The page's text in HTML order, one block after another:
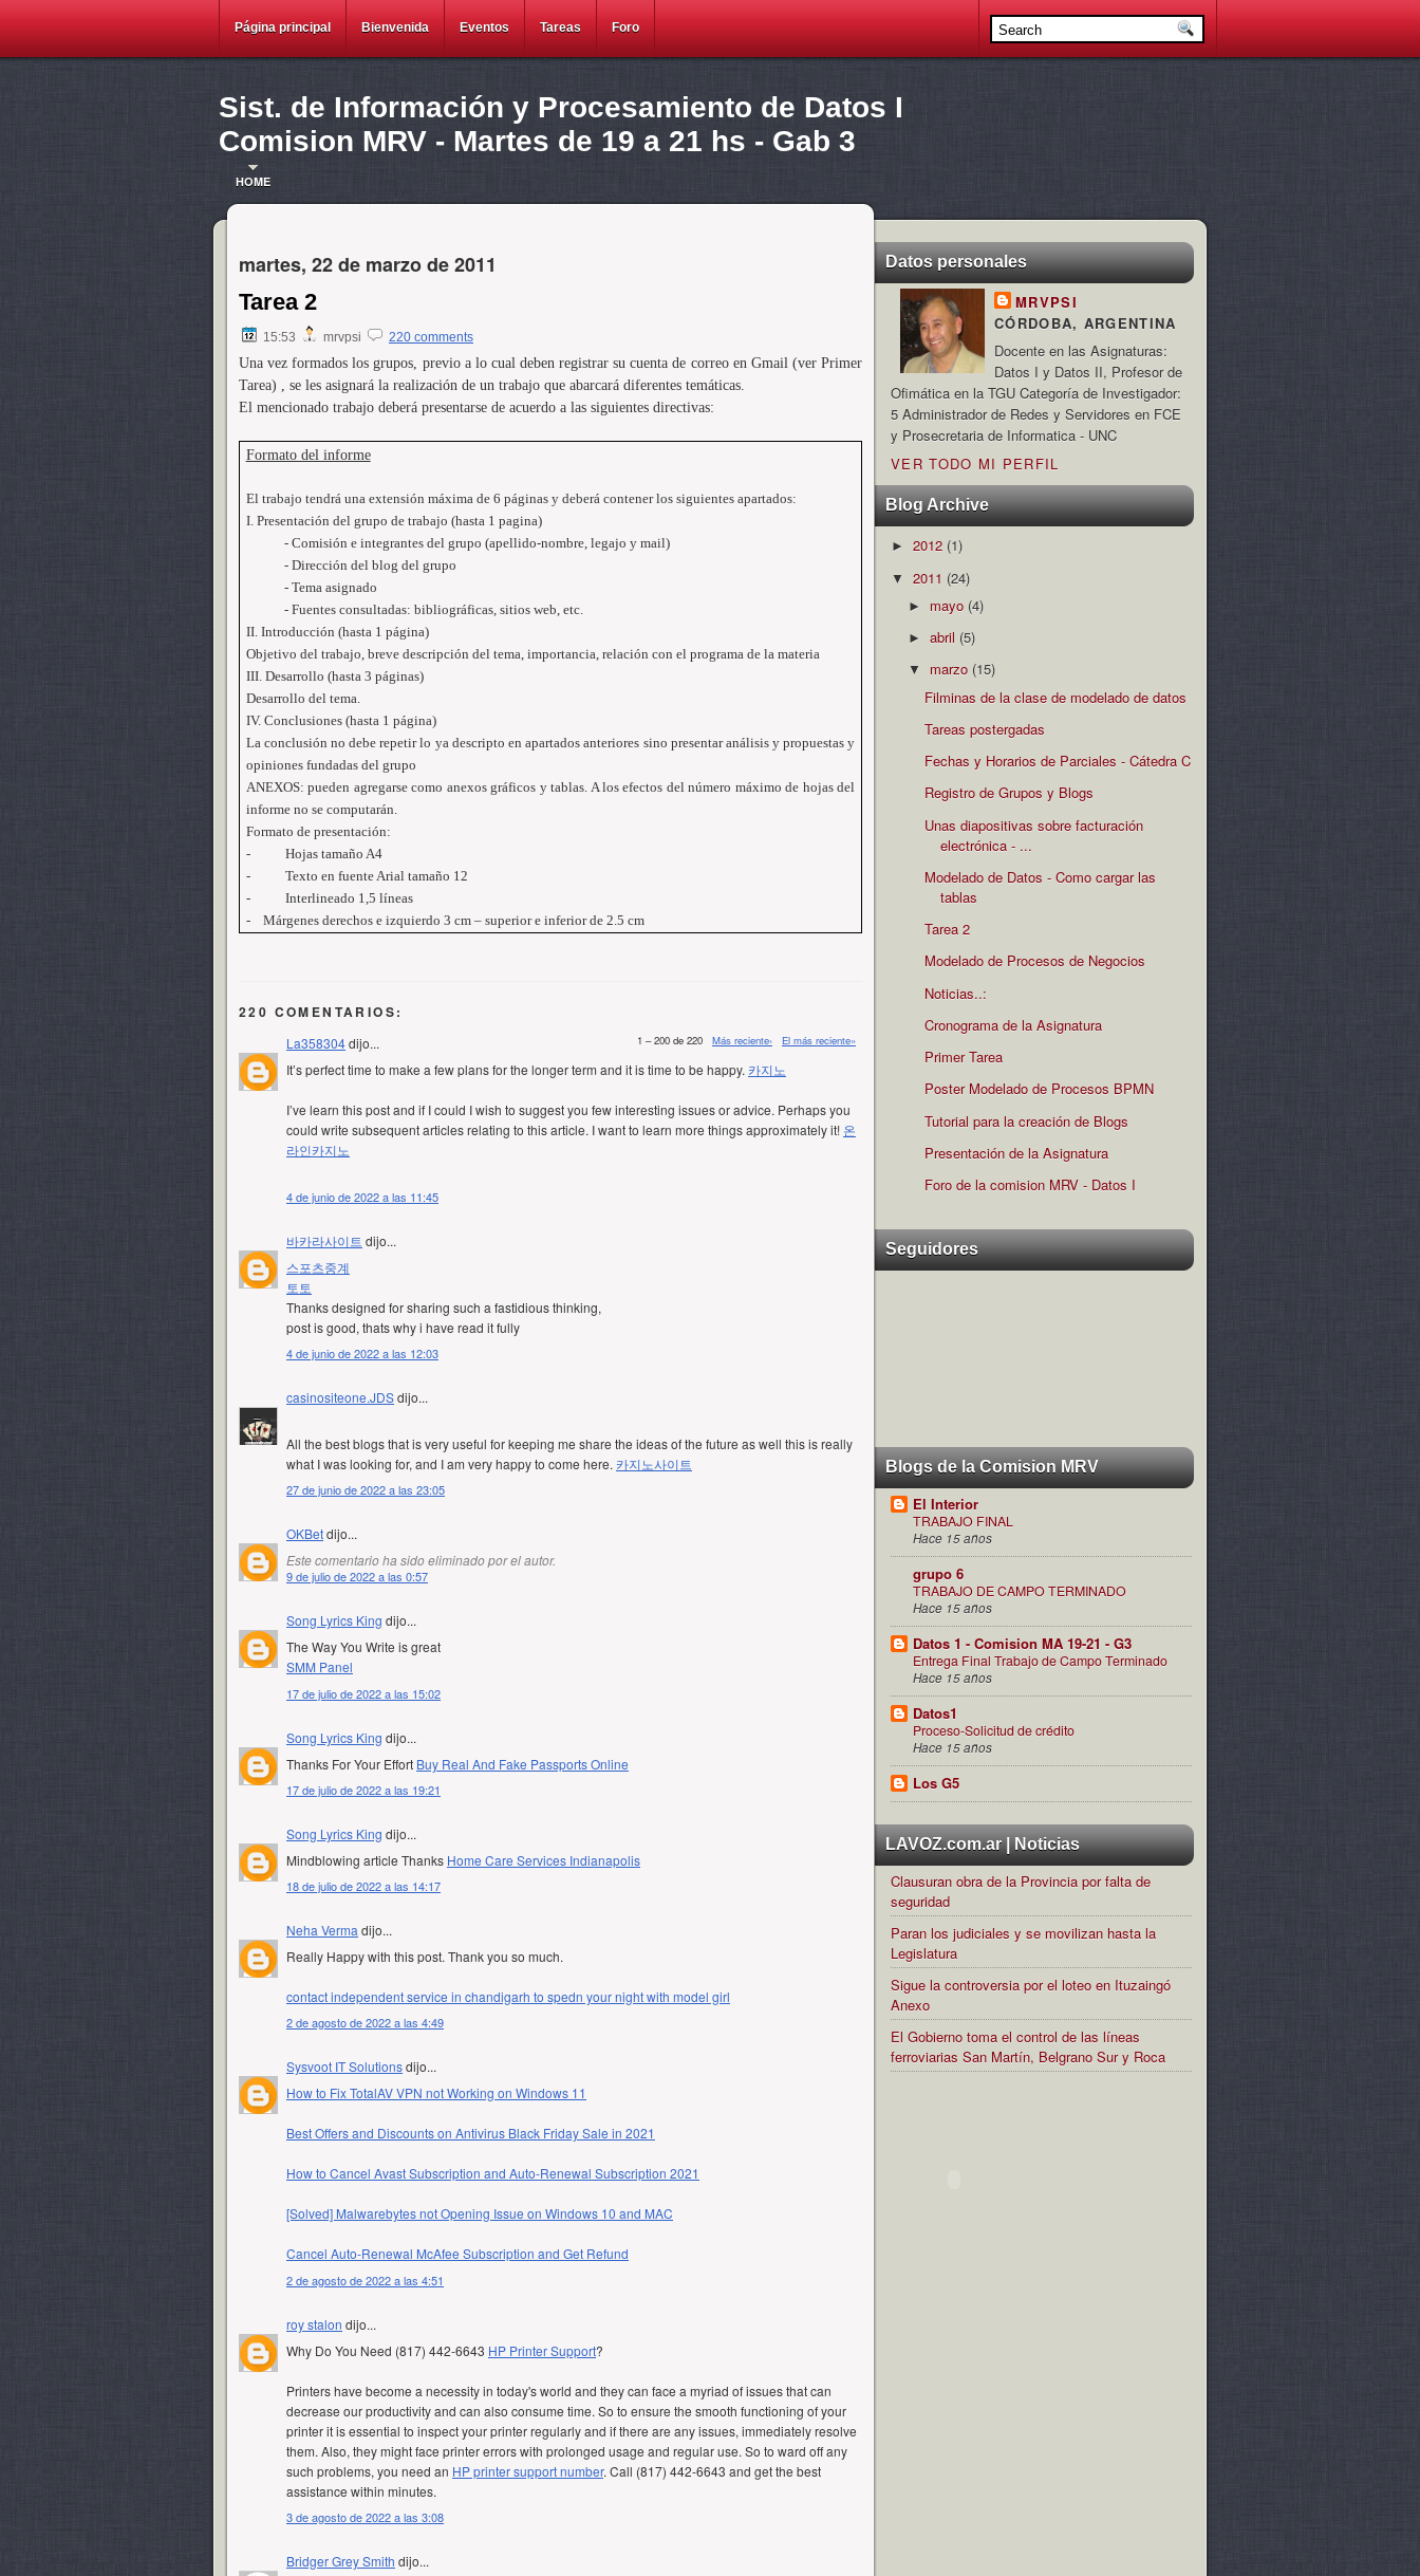
Página principal Bienvenida Eventos Tareas Foro
Sist. de Información y Procesamiento de Datos I
Comision MRV - Martes de 19 a 21 hs - Gab 3
HOME
martes, 22 de marzo de 2011
Tarea 2
15:53 mrvpsi 220 comments
Una vez formados los grupos, previo a lo cual deben registrar su cuenta de correo en Gmail (ver Primer
Tarea) , se les asignará la realización de un trabajo que abarcará diferentes temáticas.
El mencionado trabajo deberá presentarse de acuerdo a las siguientes directivas:
Formato del informe
El trabajo tendrá una extensión máxima de 6 páginas y deberá contener los siguientes apartados:
I. Presentación del grupo de trabajo (hasta 1 pagina)
- Comisión e integrantes del grupo (apellido-nombre, legajo y mail)
- Dirección del blog del grupo
- Tema asignado
- Fuentes consultadas: bibliográficas, sitios web, etc.
II. Introducción (hasta 1 página)
Objetivo del trabajo, breve descripción del tema, importancia, relación con el programa de la materia
III. Desarrollo (hasta 3 páginas)
Desarrollo del tema.
IV. Conclusiones (hasta 1 página)
La conclusión no debe repetir lo ya descripto en apartados anteriores sino presentar análisis y propuestas y
opiniones fundadas del grupo
ANEXOS: pueden agregarse como anexos gráficos y tablas. A los efectos del número máximo de hojas del
informe no se computarán.
Formato de presentación:
-
Hojas tamaño A4
-
Texto en fuente Arial tamaño 12
-
Interlineado 1,5 líneas
-
Márgenes derechos e izquierdo 3 cm– superior e inferior de 2.5 cm
220 COMENTARIOS:
1 – 200 de 220 Más reciente› El más reciente»
La358304dijo...
It’s perfect time to make a few plans for the longer term and it is time to be happy. 카지노
I’ve learn this post and if I could I wish to suggest you few interesting issues or advice. Perhaps you
could write subsequent articles relating to this article. I want to learn more things approximately it! 온
라인카지노
4 de junio de 2022 a las 11:45
바카라사이트 dijo...
스포츠중계
토토
Thanks designed for sharing such a fastidious thinking,
post is good, thats why i have read it fully
4 de junio de 2022 a las 12:03
casinositeone.JDSdijo...
All the best blogs that is very useful for keeping me share the ideas of the future as well this is really
what I was looking for, and I am very happy to come here. 카지노사이트
27 de junio de 2022 a las 23:05
OKBetdijo...
Este comentario ha sido eliminado por el autor.
9 de julio de 2022 a las 0:57
Song Lyrics King dijo...
The Way You Write is great
SMM Panel
17 de julio de 2022 a las 15:02
Song Lyrics King dijo...
Thanks For Your Effort Buy Real And Fake Passports Online
17 de julio de 2022 a las 19:21
Song Lyrics King dijo...
Mindblowing article Thanks Home Care Services Indianapolis
18 de julio de 2022 a las 14:17
Neha Verma dijo...
Really Happy with this post. Thank you so much.
contact independent service in chandigarh to spedn your night with model girl
2 de agosto de 2022 a las 4:49
Sysvoot IT Solutionsdijo...
How to Fix TotalAV VPN not Working on Windows 11
Best Offers and Discounts on Antivirus Black Friday Sale in 2021
How to Cancel Avast Subscription and Auto-Renewal Subscription 2021
[Solved] Malwarebytes not Opening Issue on Windows 10 and MAC
Cancel Auto-Renewal McAfee Subscription and Get Refund
2 de agosto de 2022 a las 4:51
roy stalon dijo...
Why Do You Need (817) 442-6643 HP Printer Support?
Printers have become a necessity in today's world and they can face a myriad of issues that can
decrease our productivity and can also consume time. So to ensure the smooth functioning of your
printer it is essential to inspect your printer regularly and if there are any issues, immediately resolve
them. Also, they might face printer errors with prolonged usage and regular use. So to ward off any
such problems, you need an HP printer support number. Call (817) 442-6643 and get the best
assistance within minutes.
3 de agosto de 2022 a las 3:08
Bridger Grey Smith dijo...
Datos personales
MRVPSI
CÓRDOBA, ARGENTINA
Docente en las Asignaturas:
Datos I y Datos II, Profesor de
Ofimática en la TGU Categoría de Investigador:
5 Administrador de Redes y Servidores en FCE
y Prosecretaria de Informatica - UNC
VER TODO MI PERFIL
Blog Archive
► 2012 (1)
▼ 2011 (24)
► mayo (4)
► abril (5)
▼ marzo (15)
Filminas de la clase de modelado de datos
Tareas postergadas
Fechas y Horarios de Parciales - Cátedra C
Registro de Grupos y Blogs
Unas diapositivas sobre facturación
electrónica - ...
Modelado de Datos - Como cargar las
tablas
Tarea 2
Modelado de Procesos de Negocios
Noticias..:
Cronograma de la Asignatura
Primer Tarea
Poster Modelado de Procesos BPMN
Tutorial para la creación de Blogs
Presentación de la Asignatura
Foro de la comision MRV - Datos I
Seguidores
Blogs de la Comision MRV
El Interior
TRABAJO FINAL
Hace 15 años
grupo 6
TRABAJO DE CAMPO TERMINADO
Hace 15 años
Datos 1 - Comision MA 19-21 - G3
Entrega Final Trabajo de Campo Terminado
Hace 15 años
Datos1
Proceso-Solicitud de crédito
Hace 15 años
Los G5
LAVOZ.com.ar | Noticias
Clausuran obra de la Provincia por falta de
seguridad
Paran los judiciales y se movilizan hasta la
Legislatura
Sigue la controversia por el loteo en Ituzaingó
Anexo
El Gobierno toma el control de las líneas
ferroviarias San Martín, Belgrano Sur y Roca